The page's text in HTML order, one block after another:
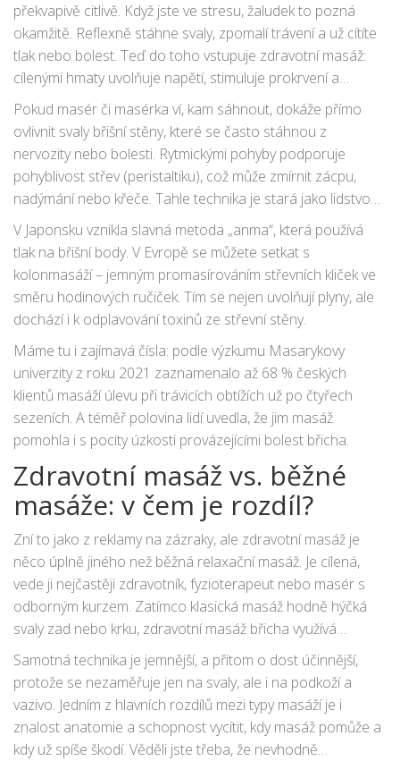
překvapivě citlivě. Když jste ve stresu, žaludek to pozná
okamžitě. Reflexně stáhne svaly, zpomalí trávení a už cítíte
tlak nebo bolest. Teď do toho vstupuje zdravotní masáž:
cílenými hmaty uvolňuje napětí, stimuluje prokrvení a
zlepšuje odvod škodlivin. Zní to hezky, jenže co se vlastně
při masáži děje?
Pokud masér či masérka ví, kam sáhnout, dokáže přímo
ovlivnit svaly břišní stěny, které se často stáhnou z
nervozity nebo bolesti. Rytmickými pohyby podporuje
pohyblivost střev (peristaltiku), což může zmírnit zácpu,
nadýmání nebo křeče. Tahle technika je stará jako lidstvo
samo – už ve starém Egyptě znali léčivé doteky na břicho
při trávicích obtížích.
V Japonsku vznikla slavná metoda „anma“, která používá
tlak na břišní body. V Evropě se můžete setkat s
kolonmasáží – jemným promasírováním střevních kliček ve
směru hodinových ručiček. Tím se nejen uvolňují plyny, ale
dochází i k odplavování toxinů ze střevní stěny.
Máme tu i zajímavá čísla: podle výzkumu Masarykovy
univerzity z roku 2021 zaznamenalo až 68 % českých
klientů masáží úlevu při trávicích obtížích už po čtyřech
sezeních. A téměř polovina lidí uvedla, že jim masáž
pomohla i s pocity úzkosti provázejícími bolest břicha.
Zdravotní masáž vs. běžné
masáže: v čem je rozdíl?
Zní to jako z reklamy na zázraky, ale zdravotní masáž je
něco úplně jiného než běžná relaxační masáž. Je cílená,
vede ji nejčastěji zdravotník, fyzioterapeut nebo masér s
odborným kurzem. Zatímco klasická masáž hodně hýčká
svaly zad nebo krku, zdravotní masáž břicha využívá
speciální postupy – a hlavně přesně ví, které oblasti se bát
dotýkat (například v případě akutních zánětů ledvin nebo
slepého střeva).
Samotná technika je jemnější, a přitom o dost účinnější,
protože se nezaměřuje jen na svaly, ale i na podkoží a
vazivo. Jedním z hlavních rozdílů mezi typy masáží je i
znalost anatomie a schopnost vycítit, kdy masáž pomůže a
kdy už spíše škodí. Věděli jste třeba, že nevhodně